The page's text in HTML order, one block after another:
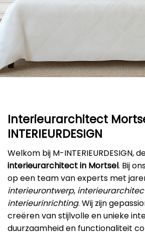
Interieurarchitect
INTERIEURDESIGN
Welkom bij M-INTERIEURDESIGN,
interieurarchitect in Mortsel. Bij
op een team van experts met
interieurontwerp,
interieurinrichting. Wij zijn
creëren van stijlvolle en unieke
duurzaamheid en functionaliteit